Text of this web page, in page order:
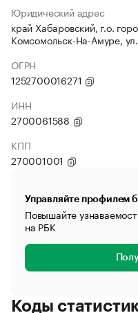
Юридический адрес
край Хабаровский, г.о.
Комсомольск-На-Амуре,
ОГРН
1252700016271
ИНН
2700061588
КПП
270001001
Управляйте профилем
Повышайте
на РБК
Коды